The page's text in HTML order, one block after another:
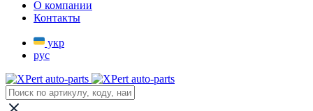
О компании
Контакты
укр
рус